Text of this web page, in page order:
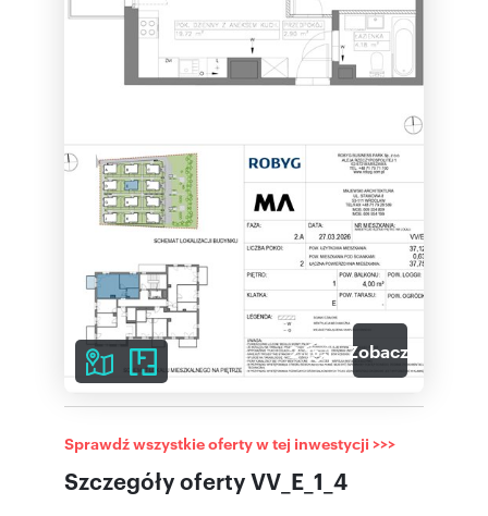
2 Zobacz galerię
Szczegóły oferty VV_E_1_4
Sprawdź wszystkie oferty w tej inwestycji >>>